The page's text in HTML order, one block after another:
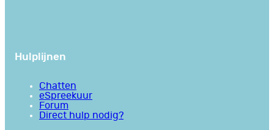
Hulplijnen
Chatten
eSpreekuur
Forum
Direct hulp nodig?